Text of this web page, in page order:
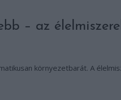
– az
környezetbarát. A